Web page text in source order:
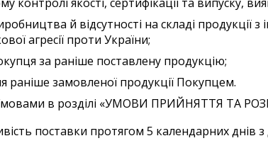
й відсутності на складі
агресії проти України;
за раніше поставлену продукцію;
раніше замовленої продукції Покупцем.
в розділі «УМОВИ ПРИЙНЯТТЯ ТА
поставки протягом 5 календарних днів